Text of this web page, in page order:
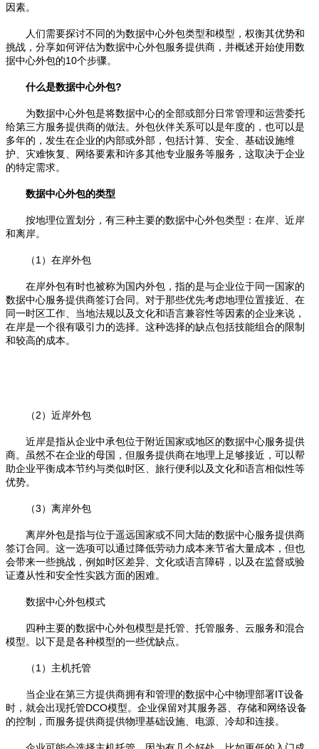
因素。
人们需要探讨不同的为数据中心外包类型和模型，权衡其优势和
挑战，分享如何评估为数据中心外包服务提供商，并概述开始使用数
据中心外包的10个步骤。
什么是数据中心外包?
为数据中心外包是将数据中心的全部或部分日常管理和运营委托
给第三方服务提供商的做法。外包伙伴关系可以是年度的，也可以是
多年的，发生在企业的内部或外部，包括计算、安全、基础设施维
护、灾难恢复、网络要素和许多其他专业服务等服务，这取决于企业
的特定需求。
数据中心外包的类型
按地理位置划分，有三种主要的数据中心外包类型：在岸、近岸
和离岸。
（1）在岸外包
在岸外包有时也被称为国内外包，指的是与企业位于同一国家的
数据中心服务提供商签订合同。对于那些优先考虑地理位置接近、在
同一时区工作、当地法规以及文化和语言兼容性等因素的企业来说，
在岸是一个很有吸引力的选择。这种选择的缺点包括技能组合的限制
和较高的成本。
（2）近岸外包
近岸是指从企业中承包位于附近国家或地区的数据中心服务提供
商。虽然不在企业的母国，但服务提供商在地理上足够接近，可以帮
助企业平衡成本节约与类似时区、旅行便利以及文化和语言相似性等
优势。
（3）离岸外包
离岸外包是指与位于遥远国家或不同大陆的数据中心服务提供商
签订合同。这一选项可以通过降低劳动力成本来节省大量成本，但也
会带来一些挑战，例如时区差异、文化或语言障碍，以及在监督或验
证遵从性和安全性实践方面的困难。
数据中心外包模式
四种主要的数据中心外包模型是托管、托管服务、云服务和混合
模型。以下是是各种模型的一些优缺点。
（1）主机托管
当企业在第三方提供商拥有和管理的数据中心中物理部署IT设备
时，就会出现托管DCO模型。企业保留对其服务器、存储和网络设备
的控制，而服务提供商提供物理基础设施、电源、冷却和连接。